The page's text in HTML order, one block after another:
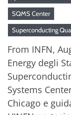
SQMS Center
Superconducting
From INFN,
Energy degli
Systems
Chicago e